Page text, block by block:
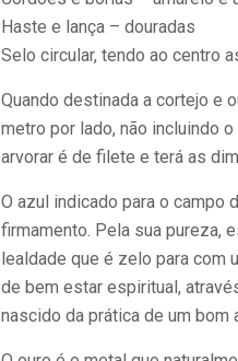
Haste e lança – douradas
Selo circular, tendo ao centro
Quando destinada a cortejo e
metro por lado, não incluindo
arvorar é de filete e terá as
O azul indicado para o campo
firmamento. Pela sua pureza,
lealdade que é zelo para com
de bem estar espiritual,
nascido da prática de um bom